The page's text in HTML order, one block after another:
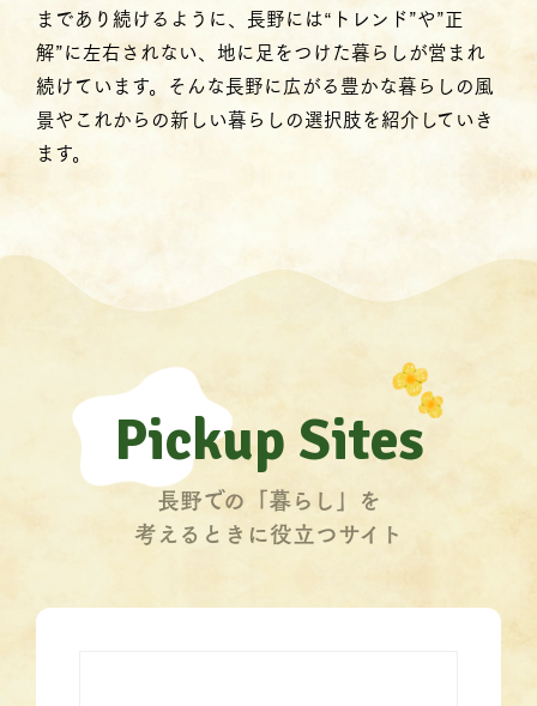
まであり続けるように、長野には“トレンド”や”正
解”に左右されない、地に足をつけた暮らしが営まれ
続けています。そんな長野に広がる豊かな暮らしの風
景やこれからの新しい暮らしの選択肢を紹介していき
ます。
Pickup Sites
長野での「暮らし」を
考えるときに役立つサイト